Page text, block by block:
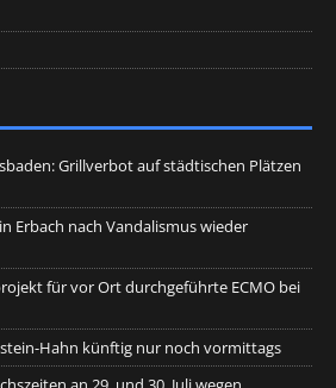
Grillverbot auf städtischen Plätzen
Erbach nach Vandalismus wieder
für vor Ort durchgeführte ECMO bei
Hahn künftig nur noch vormittags